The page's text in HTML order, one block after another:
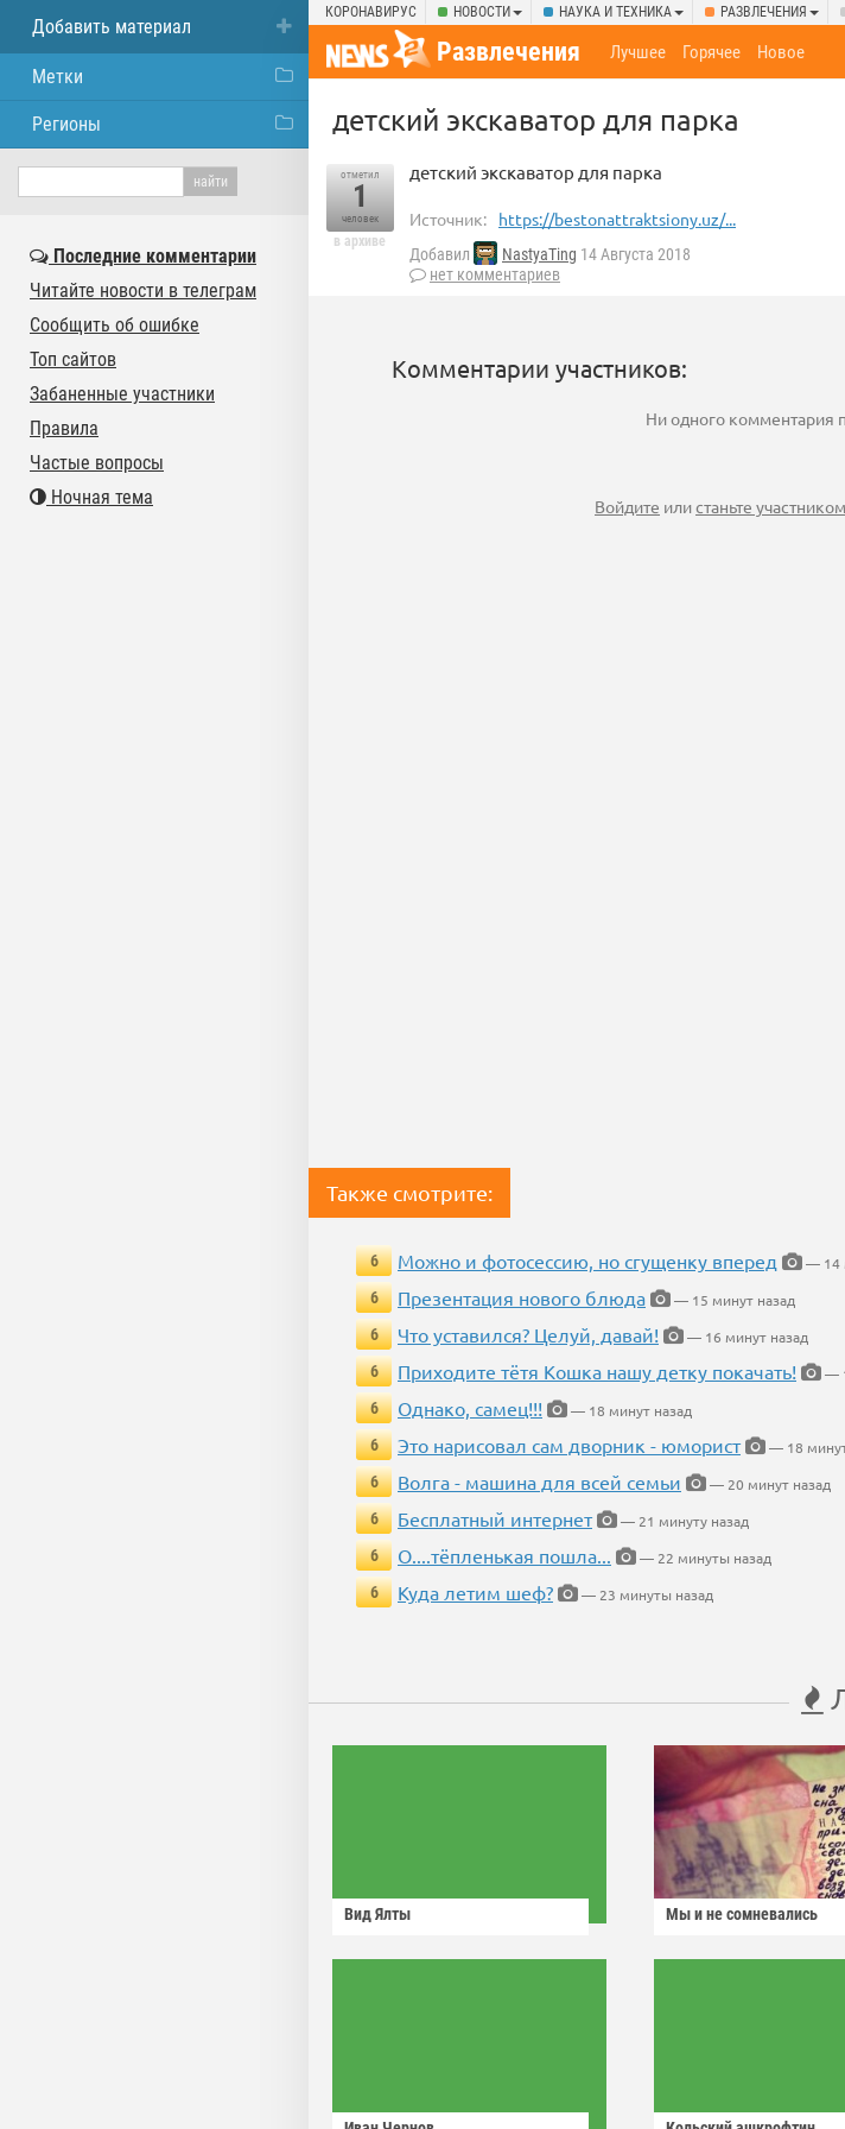
КОРОНАВИРУС НОВОСТИ НАУКА И ТЕХНИКА РАЗВЛЕЧЕНИЯ
Развлечения Лучшее Горячее Новое
детский экскаватор для парка
отметил
1
человек
в архиве
детский экскаватор для парка
Источник: https://bestonattraktsiony.uz/...
Добавил NastyaTing 14 Августа 2018
нет комментариев
Комментарии участников:
Ни одного комментария
Войдите илистаньте участником
Также смотрите:
6 Можно и фотосессию, но сгущенку вперед
— 14
6
Презентация нового блюда
— 15 минут назад
6
Что уставился? Целуй, давай!
— 16 минут назад
6
Приходите тётя Кошка нашу детку покачать!
—
6
Однако, самец!!!
— 18 минут назад
6
Это нарисовал сам дворник - юморист
— 18
6
Волга - машина для всей семьи
— 20 минут назад
6
Бесплатный интернет
— 21 минуту назад
6
О....тёпленькая пошла...
— 22 минуты назад
6
Куда летим шеф? — 23 минуты назад
Вид Ялты Мы и не сомневались
Добавить материал
Метки
Регионы
Последние комментарии
Читайте новости в телеграм
Сообщить об ошибке
Топ сайтов
Забаненные участники
Правила
Частые вопросы
Ночная тема